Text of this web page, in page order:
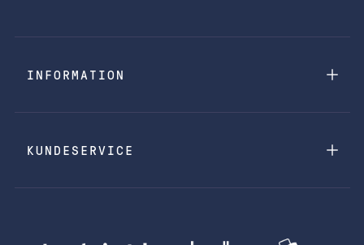
INFORMATION
KUNDESERVICE